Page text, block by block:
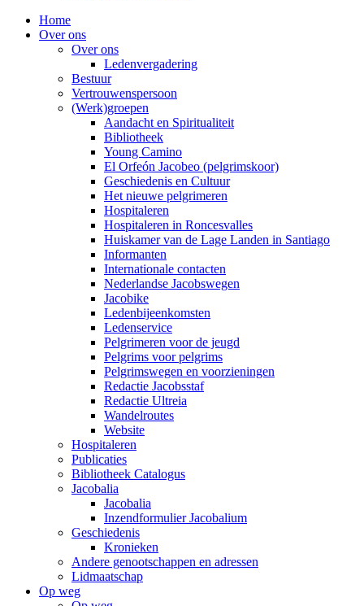
Home
Over ons
Over ons
Ledenvergadering
Bestuur
Vertrouwenspersoon
(Werk)groepen
Aandacht en Spiritualiteit
Bibliotheek
Young Camino
El Orfeón Jacobeo (pelgrimskoor)
Geschiedenis en Cultuur
Het nieuwe pelgrimeren
Hospitaleren
Hospitaleren in Roncesvalles
Huiskamer van de Lage Landen in Santiago
Informanten
Internationale contacten
Nederlandse Jacobswegen
Jacobike
Ledenbijeenkomsten
Ledenservice
Pelgrimeren voor de jeugd
Pelgrims voor pelgrims
Pelgrimswegen en voorzieningen
Redactie Jacobsstaf
Redactie Ultreia
Wandelroutes
Website
Hospitaleren
Publicaties
Bibliotheek Catalogus
Jacobalia
Jacobalia
Inzendformulier Jacobalium
Geschiedenis
Kronieken
Andere genootschappen en adressen
Lidmaatschap
Op weg